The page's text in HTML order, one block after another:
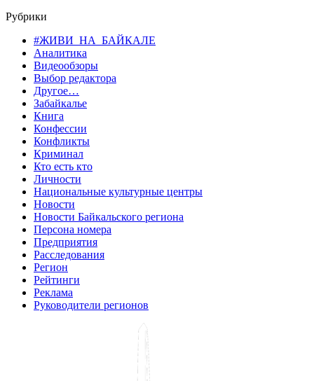
Рубрики
#ЖИВИ_НА_БАЙКАЛЕ
Аналитика
Видеообзоры
Выбор редактора
Другое…
Забайкалье
Книга
Конфессии
Конфликты
Криминал
Кто есть кто
Личности
Национальные культурные центры
Новости
Новости Байкальского региона
Персона номера
Предприятия
Расследования
Регион
Рейтинги
Реклама
Руководители регионов